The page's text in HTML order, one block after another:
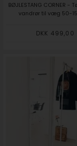
BØJLESTANG CORNER -
vandrør til væg 50-
DKK 499,00